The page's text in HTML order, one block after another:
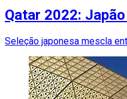
Qatar 2022:
Seleção japonesa mescla